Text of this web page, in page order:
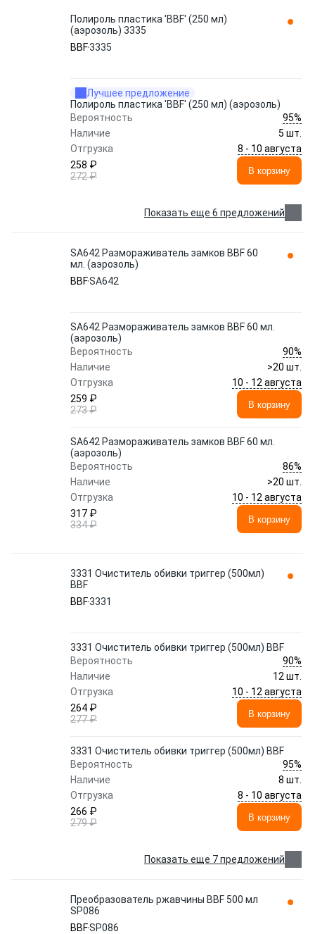
Полироль пластика 'BBF' (250 мл)
(аэрозоль) 3335
BBF3335
Лучшее предложение
Полироль пластика 'BBF' (250 мл) (аэрозоль)
Вероятность
95%
Наличие
5 шт.
Отгрузка
8 - 10 августа
258 ₽
272 ₽
В корзину
Показать еще 6 предложений
SA642 Размораживатель замков BBF 60
мл. (аэрозоль)
BBFSA642
SA642 Размораживатель замков BBF 60 мл.
(аэрозоль)
Вероятность
90%
Наличие
>20 шт.
Отгрузка
10 - 12 августа
259 ₽
273 ₽
В корзину
SA642 Размораживатель замков BBF 60 мл.
(аэрозоль)
Вероятность
86%
Наличие
>20 шт.
Отгрузка
10 - 12 августа
317 ₽
334 ₽
В корзину
3331 Очиститель обивки триггер (500мл)
BBF
BBF3331
3331 Очиститель обивки триггер (500мл) BBF
Вероятность
90%
Наличие
12 шт.
Отгрузка
10 - 12 августа
264 ₽
277 ₽
В корзину
3331 Очиститель обивки триггер (500мл) BBF
Вероятность
95%
Наличие
8 шт.
Отгрузка
8 - 10 августа
266 ₽
279 ₽
В корзину
Показать еще 7 предложений
Преобразователь ржавчины BBF 500 мл
SP086
BBFSP086